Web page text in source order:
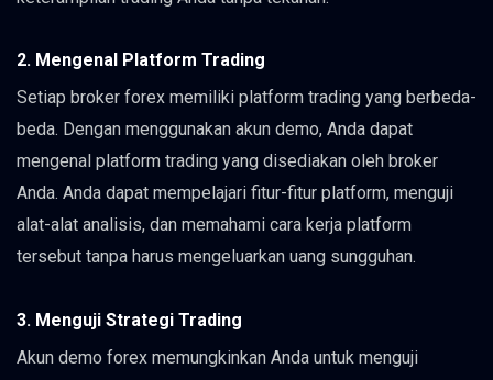
2. Mengenal Platform Trading
Setiap broker forex memiliki platform trading yang berbeda-
beda. Dengan menggunakan akun demo, Anda dapat
mengenal platform trading yang disediakan oleh broker
Anda. Anda dapat mempelajari fitur-fitur platform, menguji
alat-alat analisis, dan memahami cara kerja platform
tersebut tanpa harus mengeluarkan uang sungguhan.
3. Menguji Strategi Trading
Akun demo forex memungkinkan Anda untuk menguji